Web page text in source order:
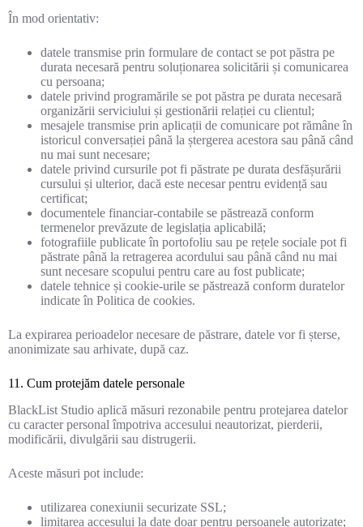
În mod orientativ:
datele transmise prin formulare de contact se pot păstra pe
durata necesară pentru soluționarea solicitării și comunicarea
cu persoana;
datele privind programările se pot păstra pe durata necesară
organizării serviciului și gestionării relației cu clientul;
mesajele transmise prin aplicații de comunicare pot rămâne în
istoricul conversației până la ștergerea acestora sau până când
nu mai sunt necesare;
datele privind cursurile pot fi păstrate pe durata desfășurării
cursului și ulterior, dacă este necesar pentru evidență sau
certificat;
documentele financiar-contabile se păstrează conform
termenelor prevăzute de legislația aplicabilă;
fotografiile publicate în portofoliu sau pe rețele sociale pot fi
păstrate până la retragerea acordului sau până când nu mai
sunt necesare scopului pentru care au fost publicate;
datele tehnice și cookie-urile se păstrează conform duratelor
indicate în Politica de cookies.
La expirarea perioadelor necesare de păstrare, datele vor fi șterse,
anonimizate sau arhivate, după caz.
11. Cum protejăm datele personale
BlackList Studio aplică măsuri rezonabile pentru protejarea datelor
cu caracter personal împotriva accesului neautorizat, pierderii,
modificării, divulgării sau distrugerii.
Aceste măsuri pot include:
utilizarea conexiunii securizate SSL;
limitarea accesului la date doar pentru persoanele autorizate;